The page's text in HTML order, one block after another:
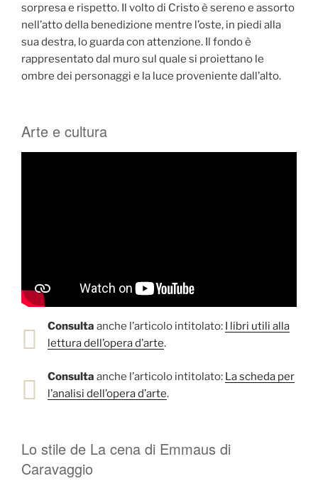
sorpresa e rispetto. Il volto di Cristo è sereno e assorto
nell’atto della benedizione mentre l’oste, in piedi alla
sua destra, lo guarda con attenzione. Il fondo è
rappresentato dal muro sul quale si proiettano le
ombre dei personaggi e la luce proveniente dall’alto.
Arte e cultura
Consulta anche l’articolo intitolato:
I libri utili alla
lettura dell’opera d’arte.
Consulta anche l’articolo intitolato: La scheda per
l’analisi dell’opera d’arte.
Lo stile de La cena di Emmaus di
Caravaggio